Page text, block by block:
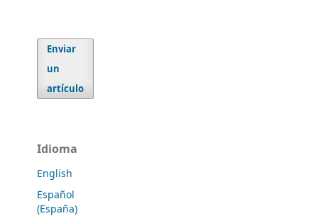
Enviar
un
artículo
Idioma
English
Español
(España)